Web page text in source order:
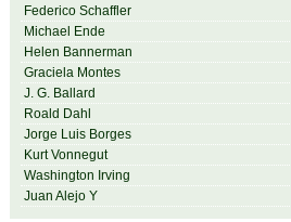
Federico Schaffler
Michael Ende
Helen Bannerman
Graciela Montes
J. G. Ballard
Roald Dahl
Jorge Luis Borges
Kurt Vonnegut
Washington Irving
Juan Alejo Y